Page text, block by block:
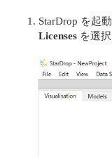
StarDrop を起動
Licenses を選択